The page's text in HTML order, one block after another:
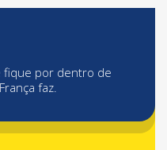
fique por dentro de
faz.